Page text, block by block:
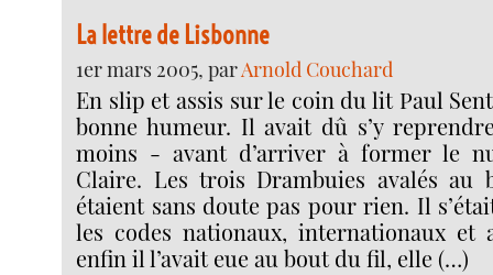
La lettre de Lisbonne
1er mars 2005, parArnold Couchard
En slip et assis sur le coin du lit Paul
bonne humeur. Il avait dû s’y
moins - avant d’arriver à former le
Claire. Les trois Drambuies avalés au
étaient sans doute pas pour rien. Il
les codes nationaux, internationaux et
enfin il l’avait eue au bout du fil, elle (…)